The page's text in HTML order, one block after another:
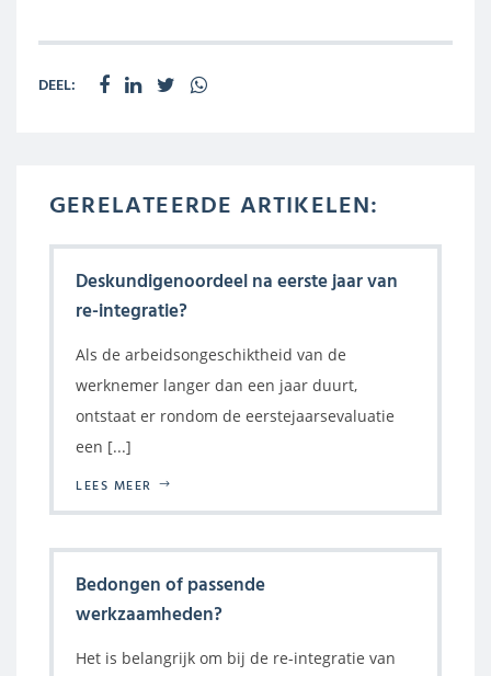
DEEL:
GERELATEERDE ARTIKELEN:
Deskundigenoordeel na eerste jaar van
re-integratie?
Als de arbeidsongeschiktheid van de
werknemer langer dan een jaar duurt,
ontstaat er rondom de eerstejaarsevaluatie
een [...]
LEES MEER
Bedongen of passende
werkzaamheden?
Het is belangrijk om bij de re-integratie van